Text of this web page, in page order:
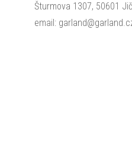
Šturmova 1307, 50601
email: